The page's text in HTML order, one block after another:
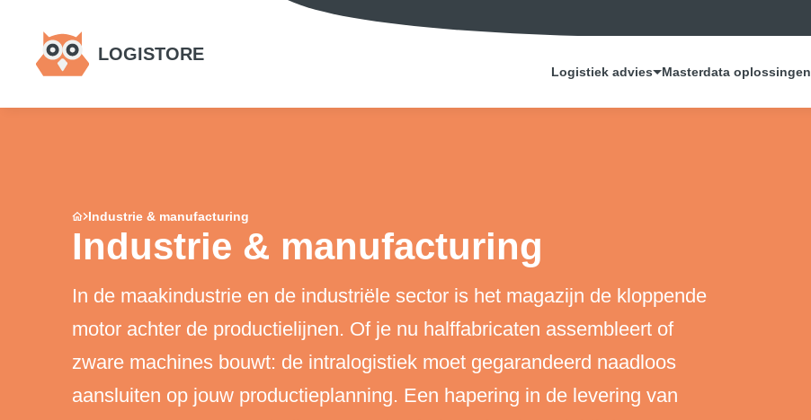
LOGISTORE
Logistiek advies Masterdata oplossingen
Industrie & manufacturing
Industrie & manufacturing
In de maakindustrie en de industriële sector is het magazijn de kloppende
motor achter de productielijnen. Of je nu halffabricaten assembleert of
zware machines bouwt: de intralogistiek moet gegarandeerd naadloos
aansluiten op jouw productieplanning. Een hapering in de levering van